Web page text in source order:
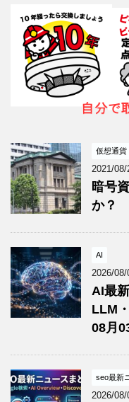
仮想通貨
2021/08/
暗号
か？
AI
2026/08/
AI最
LLM
08月
seo最新
2026/08/